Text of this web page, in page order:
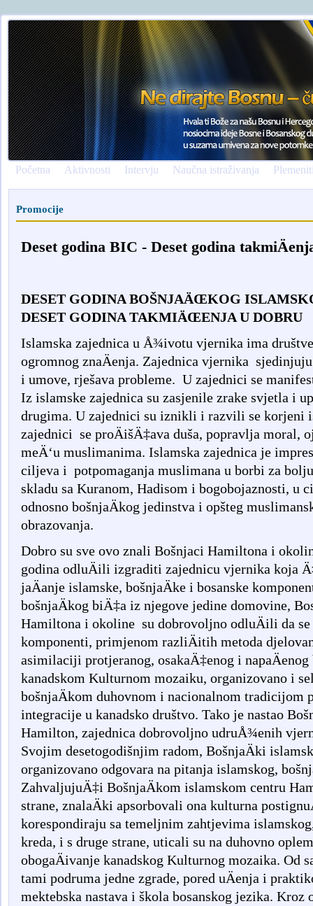
Početna Aktivnosti Intervju Naučna istraživanja
Promocije
Deset godina BIC - Deset godina
DESET GODINA BOŠNJAÄŒKOG
DESET GODINA TAKMIÄŒENJA U DOBRU
Islamska zajednica u Å¾ivotu vjernika ima druš
ogromnog znaÄenja. Zajednica vjernika sjedinjuju
i umove, rješava probleme. U zajednici se
Iz islamske zajednica su zasjenile zrake svjetla i
drugima. Uzajednici su iznikli i razvili se korjeni
zajednici se proÄišÄ‡ava duša, popravlja moral,
meÄ‘u muslimanima. Islamska zajednica je
ciljeva i potpomaganja muslimana u borbi za bolju
skladu sa Kuranom, Hadisom i bogobojaznosti, u
odnosno bošnjaÄkog jedinstva i opšteg
obrazovanja.
Dobro su sve ovo znali Bošnjaci Hamiltona i
godina odluÄili izgraditi zajednicu vjernika koja
jaÄanje islamske, bošnjaÄke i bosanske
bošnjaÄkog biÄ‡a iz njegove jedine domovine,
Hamiltona i okoline su dobrovoljno odluÄili da se
komponenti, primjenom razliÄitih metoda
asimilaciji protjeranog, osakaÄ‡enog i napaÄenog
kanadskom Kulturnom mozaiku, organizovano i
bošnjaÄkom duhovnom i nacionalnom tradicijom
integracije u kanadsko društvo. Tako je nastao
Hamilton, zajednica dobrovoljno udruÅ¾enih
Svojim desetogodišnjim radom, BošnjaÄki
organizovano odgovara na pitanja islamskog,
ZahvaljujuÄ‡i BošnjaÄkom islamskom centru
strane, znalaÄki apsorbovali ona kulturna
korespondiraju sa temeljnim zahtjevima
kreda, i s druge strane, uticali su na duhovno
obogaÄivanje kanadskog Kulturnog mozaika. Od
tami podruma jedne zgrade, pored uÄenja i
mektebska nastava i škola bosanskog jezika. Kroz